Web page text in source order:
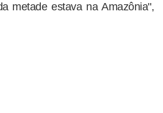
metade estava na Amazônia",